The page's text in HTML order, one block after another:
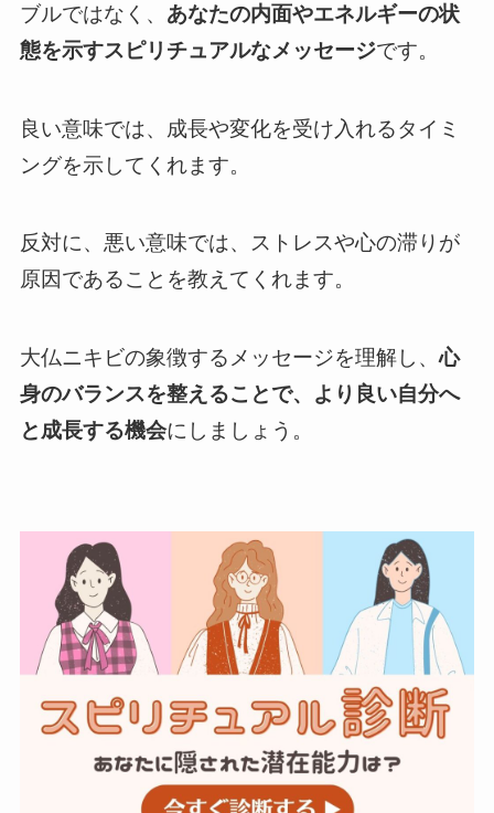
ブルではなく、 あなたの内面やエネルギーの状
態を示すスピリチュアルなメッセージです。
良い意味では、成長や変化を受け入れるタイミ
ングを示してくれます。
反対に、悪い意味では、ストレスや心の滞りが
原因であることを教えてくれます。
大仏ニキビの象徴するメッセージを理解し、心
身のバランスを整えることで、より良い自分へ
と成長する機会にしましょう。